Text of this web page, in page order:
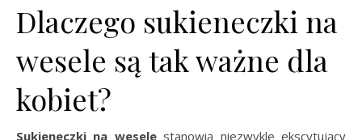
Dlaczego sukieneczki na
wesele są tak ważne dla
kobiet?
Sukieneczki na weselestanowią niezwykle ekscytujący